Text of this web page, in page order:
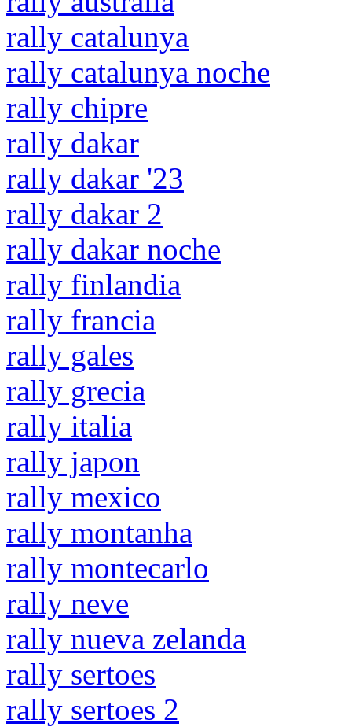
rally catalunya
rally catalunya noche
rally chipre
rally dakar
rally dakar '23
rally dakar 2
rally dakar noche
rally finlandia
rally francia
rally gales
rally grecia
rally italia
rally japon
rally mexico
rally montanha
rally montecarlo
rally neve
rally nueva zelanda
rally sertoes
rally sertoes 2